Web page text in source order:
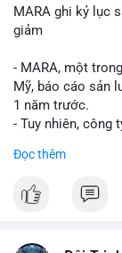
📰 Nguồn:
MARA ghi kỷ lục
giảm
- MARA, một
Mỹ, báo cáo sản
1 năm trước.
- Tuy nhiên, công
- Sự tăng sản
Đọc thêm